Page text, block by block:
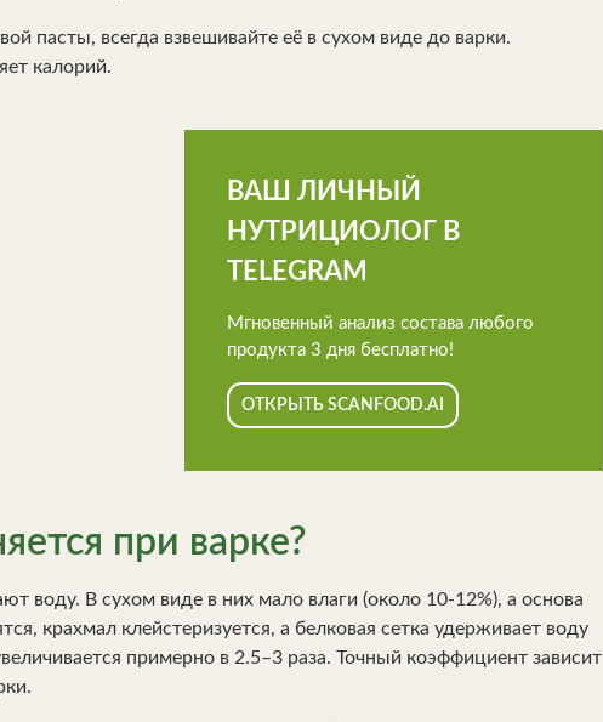
пасты, всегда взвешивайте её в сухом виде до варки.
калорий.
ВАШ ЛИЧНЫЙ
НУТРИЦИОЛОГ В
TELEGRAM
Мгновенный анализ состава любого
продукта 3 дня бесплатно!
ОТКРЫТЬ SCANFOOD.AI
при варке?
воду. В сухом виде в них мало влаги (около 10-12%), а основа
крахмал клейстеризуется, а белковая сетка удерживает воду
примерно в 2.5–3 раза. Точный коэффициент зависит